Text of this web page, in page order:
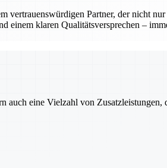
Partner, der nicht
einem klaren Qualitätsversprechen –
auch eine Vielzahl von